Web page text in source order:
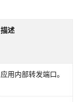
描述
应用内部转发端口。